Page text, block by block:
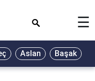
☰
Aslan Başak